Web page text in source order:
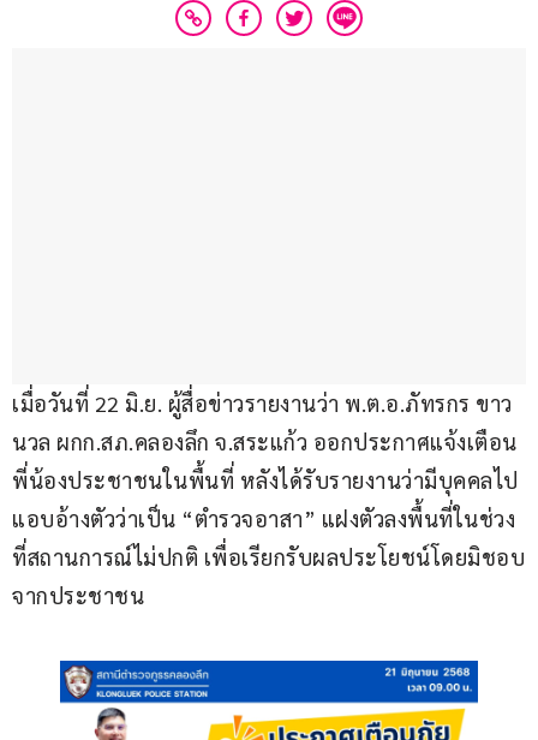
เมื่อวันที่ 22 มิ.ย. ผู้สื่อข่าวรายงานว่า พ.ต.อ.ภัทรกร ขาว
นวล ผกก.สภ.คลองลึก จ.สระแก้ว ออกประกาศแจ้งเตือน
พี่น้องประชาชนในพื้นที่ หลังได้รับรายงานว่ามีบุคคลไป
แอบอ้างตัวว่าเป็น “ตำรวจอาสา” แฝงตัวลงพื้นที่ในช่วง
ที่สถานการณ์ไม่ปกติ เพื่อเรียกรับผลประโยชน์โดยมิชอบ
จากประชาชน